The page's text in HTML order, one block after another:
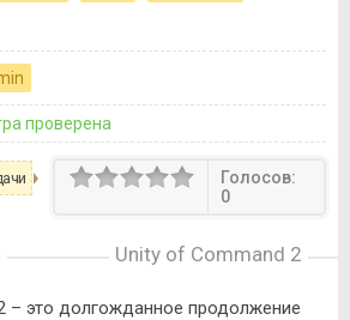
проверена
Голосов:
0
Unity of Command 2
– это долгожданное продолжение